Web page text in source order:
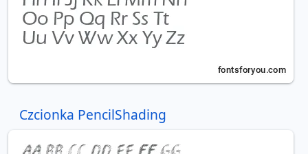
Czcionka PencilShading